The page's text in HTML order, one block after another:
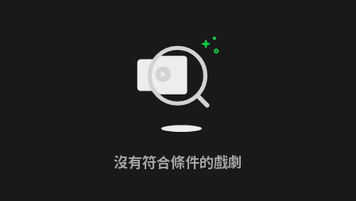
沒有符合條件的戲劇